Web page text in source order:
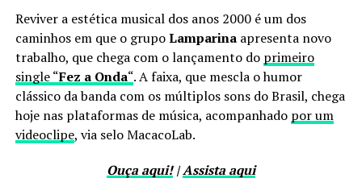
Reviver a estética musical dos anos 2000 é um dos
caminhos em que o grupoLamparinaapresenta novo
trabalho, que chega com o lançamento do primeiro
single “Fez a Onda“. A faixa, que mescla o humor
clássico da banda com os múltiplos sons do Brasil, chega
hoje nas plataformas de música, acompanhado por um
videoclipe, via selo MacacoLab.
Ouça aqui!|Assista aqui